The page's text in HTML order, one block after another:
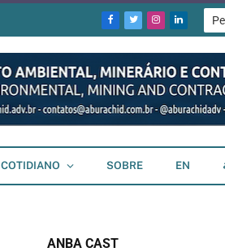
Facebook
TwitterInstagram
LinkedIn
COTIDIANO SOBRE EN
ANBA CAST